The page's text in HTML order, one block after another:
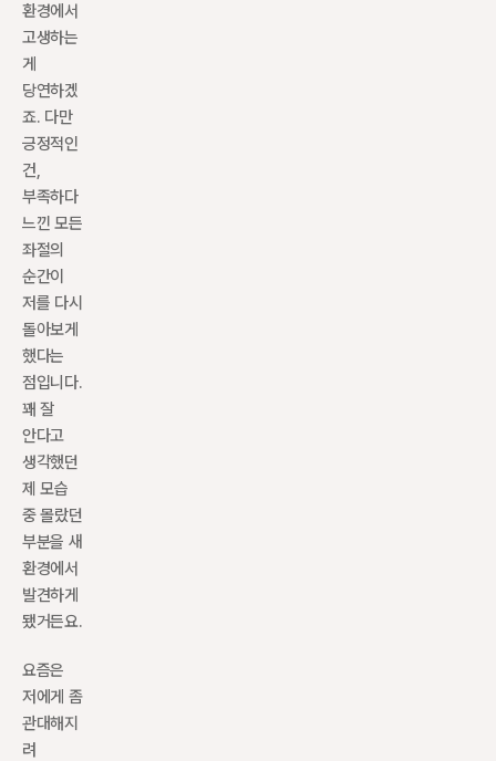
환경에서
고생하는
게
당연하겠
죠. 다만
긍정적인
건,
부족하다
느낀 모든
좌절의
순간이
저를 다시
돌아보게
했다는
점입니다.
꽤 잘
안다고
생각했던
제 모습
중 몰랐던
부분을 새
환경에서
발견하게
됐거든요.
요즘은
저에게 좀
관대해지
려